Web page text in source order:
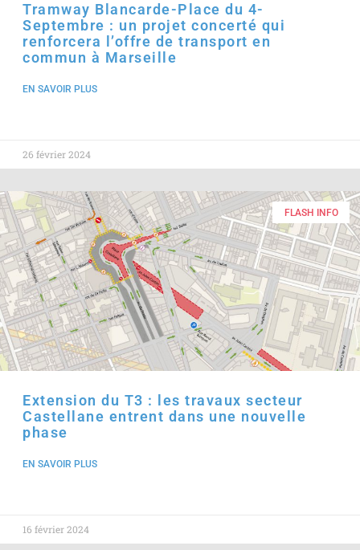
Tramway Blancarde-Place du 4-
Septembre : un projet concerté qui
renforcera l’offre de transport en
commun à Marseille
EN SAVOIR PLUS
26 février 2024
FLASH INFO
Extension du T3 : les travaux secteur
Castellane entrent dans une nouvelle
phase
EN SAVOIR PLUS
16 février 2024